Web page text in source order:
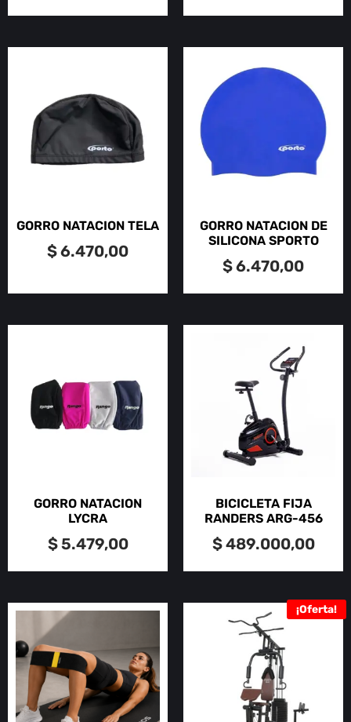
GORRO NATACION TELA
$6.470,00
GORRO NATACION DE
SILICONA SPORTO
$6.470,00
GORRO NATACION
LYCRA
$5.479,00
BICICLETA FIJA
RANDERS ARG-456
$489.000,00
¡Oferta!